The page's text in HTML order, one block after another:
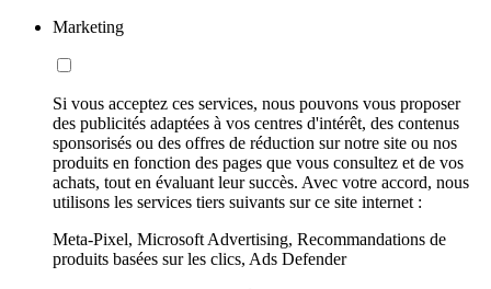
Marketing
Si vous acceptez ces services, nous pouvons vous proposer
des publicités adaptées à vos centres d'intérêt, des contenus
sponsorisés ou des offres de réduction sur notre site ou nos
produits en fonction des pages que vous consultez et de vos
achats, tout en évaluant leur succès. Avec votre accord, nous
utilisons les services tiers suivants sur ce site internet :
Meta-Pixel, Microsoft Advertising, Recommandations de
produits basées sur les clics, Ads Defender